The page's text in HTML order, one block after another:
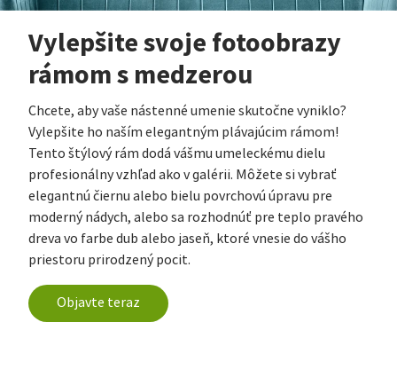
Vylepšite svoje fotoobrazy
rámom s medzerou
Chcete, aby vaše nástenné umenie skutočne vyniklo?
Vylepšite ho naším elegantným plávajúcim rámom!
Tento štýlový rám dodá vášmu umeleckému dielu
profesionálny vzhľad ako v galérii. Môžete si vybrať
elegantnú čiernu alebo bielu povrchovú úpravu pre
moderný nádych, alebo sa rozhodnúť pre teplo pravého
dreva vo farbe dub alebo jaseň, ktoré vnesie do vášho
priestoru prirodzený pocit.
Objavte teraz